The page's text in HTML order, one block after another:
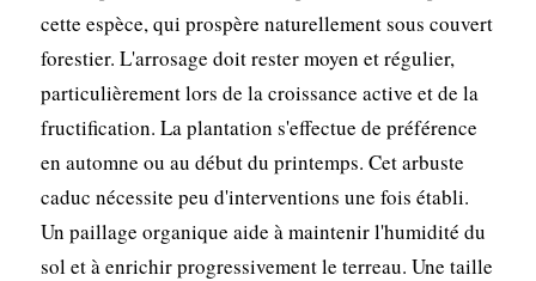
cette espèce, qui prospère naturellement sous couvert
forestier. L'arrosage doit rester moyen et régulier,
particulièrement lors de la croissance active et de la
fructification. La plantation s'effectue de préférence
en automne ou au début du printemps. Cet arbuste
caduc nécessite peu d'interventions une fois établi.
Un paillage organique aide à maintenir l'humidité du
sol et à enrichir progressivement le terreau. Une taille